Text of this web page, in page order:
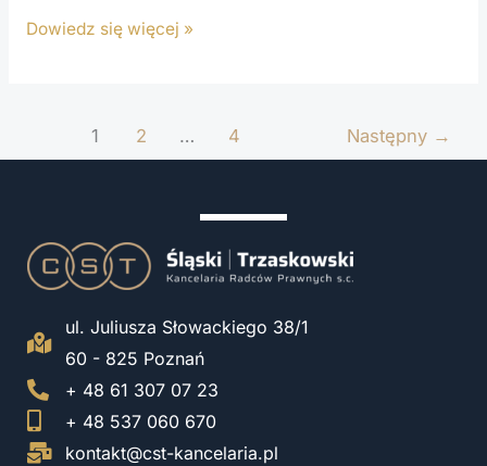
Dowiedz się więcej »
1 2 … 4 Następny →
ul. Juliusza Słowackiego 38/1
60 - 825 Poznań
+ 48 61 307 07 23
+ 48 537 060 670
kontakt@cst-kancelaria.pl